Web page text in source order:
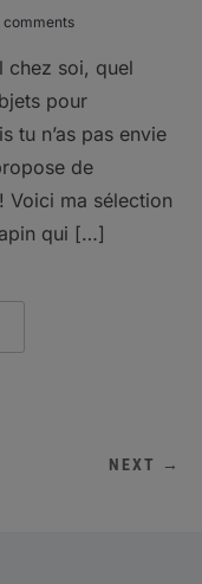
comments
chez soi, quel
pour
tu n’as pas envie
de
Voici ma sélection
qui […]
NEXT →